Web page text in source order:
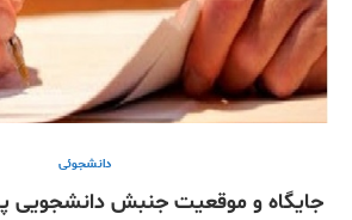
دانشجوئی
جایگاه و موقعیت جنبش دانشجویی